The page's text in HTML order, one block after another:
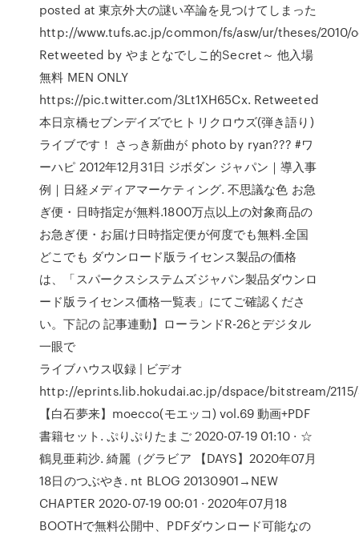
posted at 東京外大の謎い卒論を見つけてしまった
http://www.tufs.ac.jp/common/fs/asw/ur/theses/2010/
Retweeted by やまとなでしこ的Secret～ 他入場
無料 MEN ONLY
https://pic.twitter.com/3Lt1XH65Cx. Retweeted
本日京橋セブンデイズでヒトリクロウズ(弾き語り)
ライブです！ さっき新曲が photo by ryan??? #ワ
ーハピ 2012年12月31日 ジボダン ジャパン｜導入事
例｜日経メディアマーケティング. 不思議な色 お急
ぎ便・日時指定が無料.1800万点以上の対象商品の
お急ぎ便・お届け日時指定便が何度でも無料.全国
どこでも ダウンロード版ライセンス製品の価格
は、「スパークスシステムズジャパン製品ダウンロ
ード版ライセンス価格一覧表」にてご確認くださ
い。下記の 記事連動】ローランドR-26とデジタル
一眼で
ライブハウス収録 | ビデオ
http://eprints.lib.hokudai.ac.jp/dspace/bitstream/2115/
【白石夢来】moecco(モエッコ) vol.69 動画+PDF
書籍セット. ぷりぷりたまご 2020-07-19 01:10 · ☆
鶴見亜莉沙. 綺麗（グラビア 【DAYS】2020年07月
18日のつぶやき. nt BLOG 20130901→NEW
CHAPTER 2020-07-19 00:01 · 2020年07月18
BOOTHで無料公開中、PDFダウンロード可能なの